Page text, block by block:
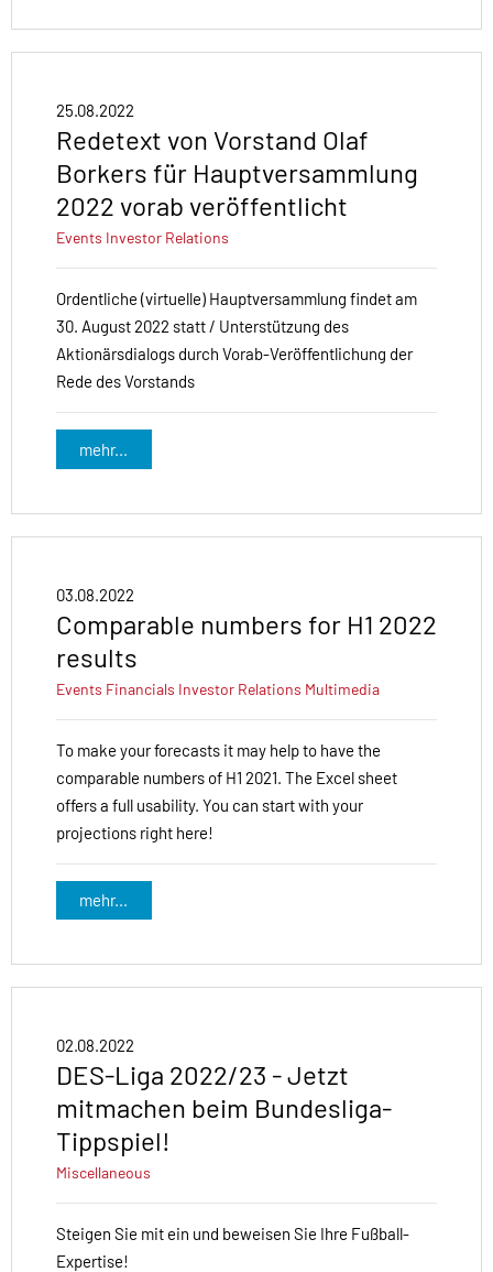
25.08.2022
Redetext von Vorstand Olaf
Borkers für Hauptversammlung
2022 vorab veröffentlicht
Events Investor Relations
Ordentliche (virtuelle) Hauptversammlung findet am
30. August 2022 statt / Unterstützung des
Aktionärsdialogs durch Vorab-Veröffentlichung der
Rede des Vorstands
mehr...
03.08.2022
Comparable numbers for H1 2022
results
Events Financials Investor Relations Multimedia
To make your forecasts it may help to have the
comparable numbers of H1 2021. The Excel sheet
offers a full usability. You can start with your
projections right here!
mehr...
02.08.2022
DES-Liga 2022/23 - Jetzt
mitmachen beim Bundesliga-
Tippspiel!
Miscellaneous
Steigen Sie mit ein und beweisen Sie Ihre Fußball-
Expertise!